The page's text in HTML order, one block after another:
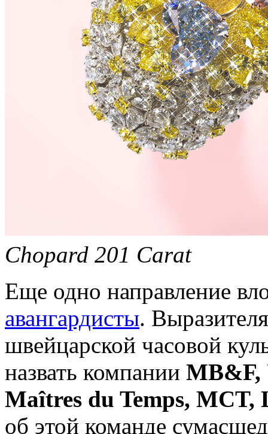
Chopard 201 Сarat
Еще одно направление
авангардисты.
швейцарской часовой
назвать компании MB&F,
Maîtres du Temps, MCT,
об этой команде